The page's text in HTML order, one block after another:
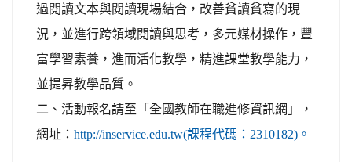
過閱讀文本與閱讀現場結合，改善貧讀貧寫的現
況，並進行跨領域閱讀與思考，多元媒材操作，豐
富學習素養，進而活化教學，精進課堂教學能力，
並提昇教學品質。
二、活動報名請至「全國教師在職進修資訊網」，
網址： http://inservice.edu.tw(課程代碼：2310182)。